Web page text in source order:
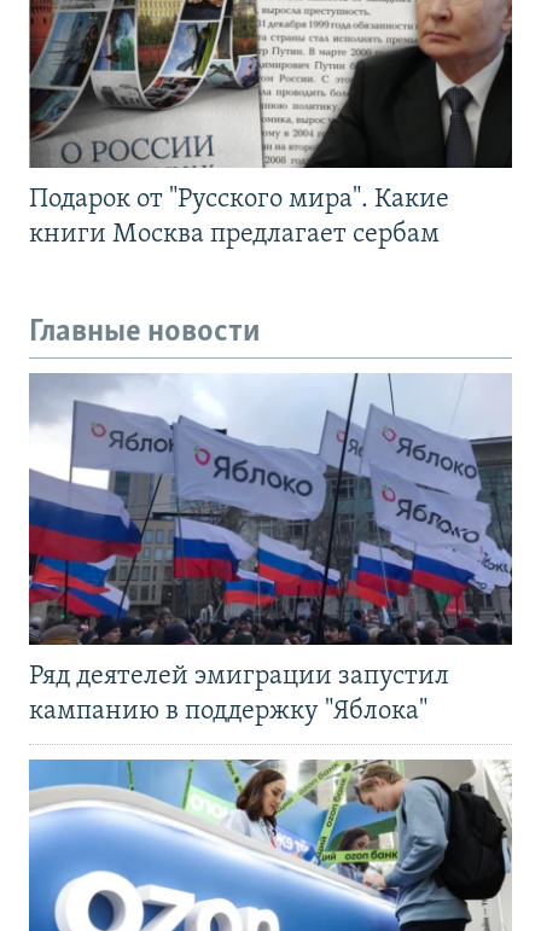
Подарок от "Русского мира". Какие
книги Москва предлагает сербам
Главные новости
Ряд деятелей эмиграции запустил
кампанию в поддержку "Яблока"